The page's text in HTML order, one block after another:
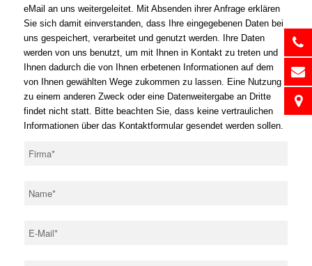
eMail an uns weitergeleitet. Mit Absenden ihrer Anfrage erklären
Sie sich damit einverstanden, dass Ihre eingegebenen Daten bei
uns gespeichert, verarbeitet und genutzt werden. Ihre Daten
werden von uns benutzt, um mit Ihnen in Kontakt zu treten und
Ihnen dadurch die von Ihnen erbetenen Informationen auf dem
von Ihnen gewählten Wege zukommen zu lassen. Eine Nutzung
zu einem anderen Zweck oder eine Datenweitergabe an Dritte
findet nicht statt. Bitte beachten Sie, dass keine vertraulichen
Informationen über das Kontaktformular gesendet werden sollen.